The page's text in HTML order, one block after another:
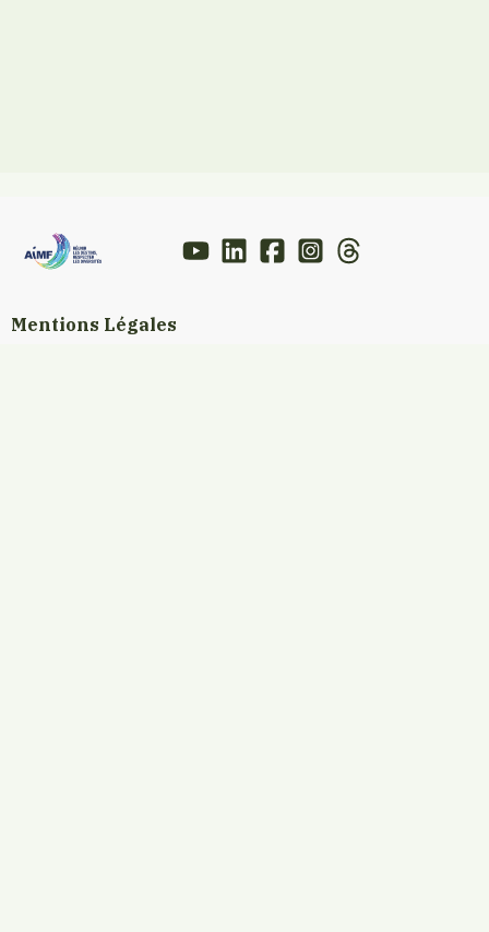
Mentions Légales